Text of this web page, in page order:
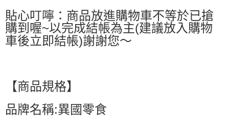
國家/地區配送0330 查看運費
貼心叮嚀：商品放進購物車不等於已搶
購到喔~以完成結帳為主(建議放入購物
車後立即結帳)謝謝您～
【商品規格】
品牌名稱:異國零食